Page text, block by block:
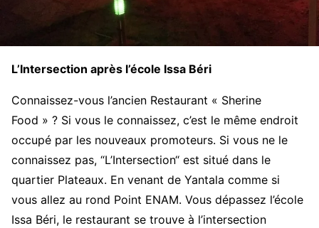
L’Intersection après l’école Issa Béri
Connaissez-vous l’ancien Restaurant « Sherine
Food » ? Si vous le connaissez, c’est le même endroit
occupé par les nouveaux promoteurs. Si vous ne le
connaissez pas, “L’Intersection“ est situé dans le
quartier Plateaux. En venant de Yantala comme si
vous allez au rond Point ENAM. Vous dépassez l’école
Issa Béri, le restaurant se trouve à l’intersection